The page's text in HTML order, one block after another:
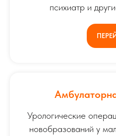
психиатр и
Урологические
новобразований у